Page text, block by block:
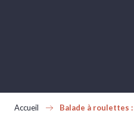
Accueil Balade à roulettes